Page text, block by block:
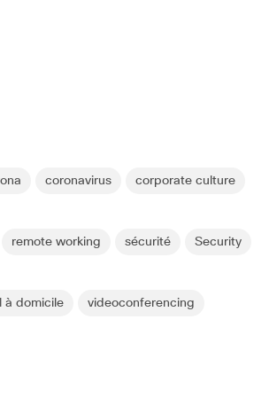
coronavirus corporate culture
remote working sécurité Security
à domicile videoconferencing